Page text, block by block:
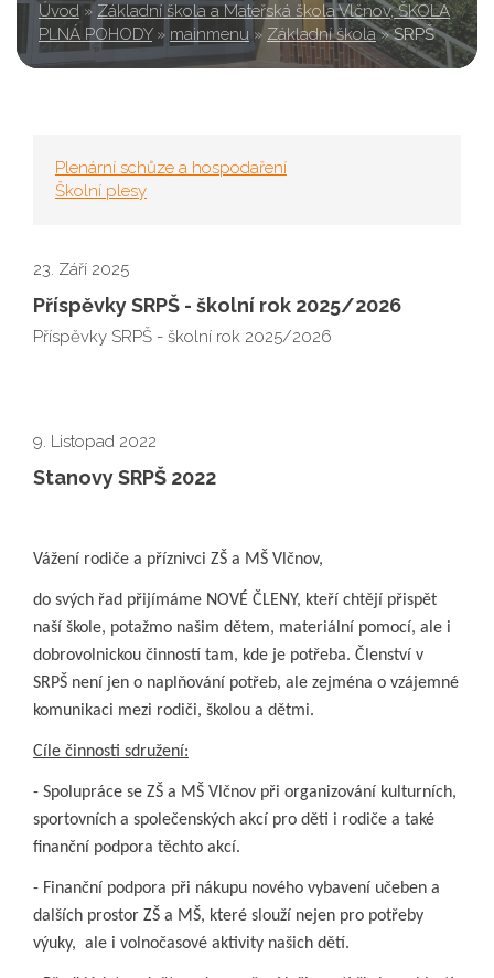
Úvod » Základní škola a Mateřská škola Vlčnov, ŠKOLA
PLNÁ POHODY » mainmenu » Základní škola » SRPŠ
Plenární schůze a hospodaření
Školní plesy
23. Září 2025
Příspěvky SRPŠ - školní rok 2025/2026
Příspěvky SRPŠ - školní rok 2025/2026
9. Listopad 2022
Stanovy SRPŠ 2022
Vážení rodiče a příznivci ZŠ a MŠ Vlčnov,
do svých řad přijímáme NOVÉ ČLENY, kteří chtějí přispět
naší škole, potažmo našim dětem, materiální pomocí, ale i
dobrovolnickou činností tam, kde je potřeba. Členství v
SRPŠ není jen o naplňování potřeb, ale zejména o vzájemné
komunikaci mezi rodiči, školou a dětmi.
Cíle činnosti sdružení:
- Spolupráce se ZŠ a MŠ Vlčnov při organizování kulturních,
sportovních a společenských akcí pro děti i rodiče a také
finanční podpora těchto akcí.
- Finanční podpora při nákupu nového vybavení učeben a
dalších prostor ZŠ a MŠ, které slouží nejen pro potřeby
výuky, ale i volnočasové aktivity našich dětí.